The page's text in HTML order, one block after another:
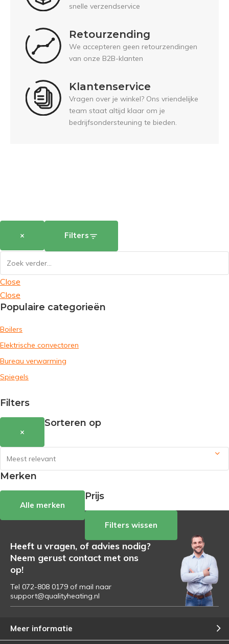
snelle verzendservice
Retourzending
We accepteren geen retourzendingen
van onze B2B-klanten
Klantenservice
Vragen over je winkel? Ons vriendelijke
team staat altijd klaar om je
bedrijfsondersteuning te bieden.
× Filters
Close
Close
Populaire categorieën
Boilers
Elektrische convectoren
Bureau verwarming
Spiegels
Filters
×
Sorteren op
Merken
Alle merken
Prijs
Filters wissen
Heeft u vragen, of advies nodig?
Neem gerust contact met ons
op!
Tel 072-808 0179 of mail naar
support@qualityheating.nl
Meer informatie